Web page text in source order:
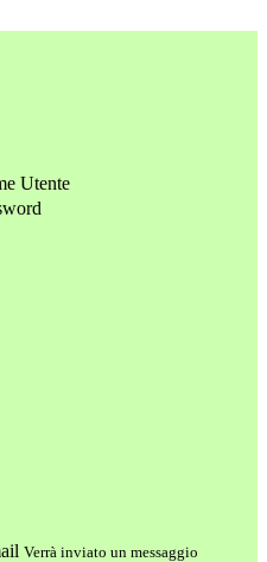
Utente
Verrà inviato un messaggio